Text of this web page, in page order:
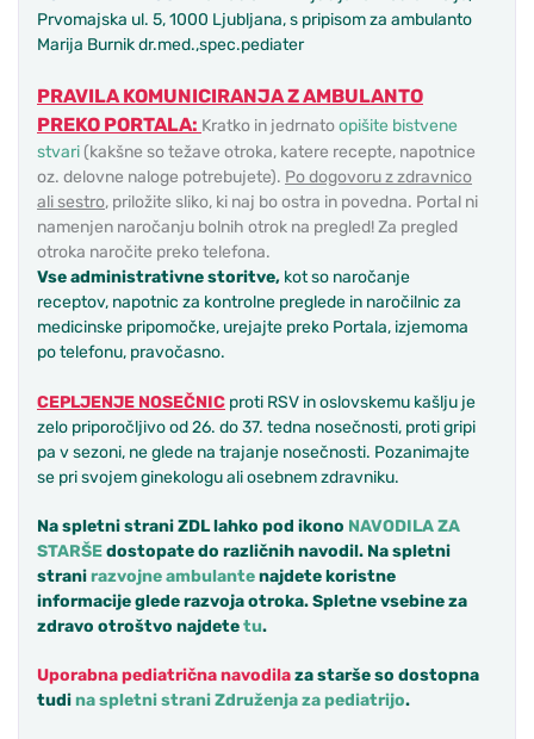
Prvomajska ul. 5, 1000 Ljubljana, s pripisom za ambulanto
Marija Burnik dr.med.,spec.pediater
PRAVILA KOMUNICIRANJA Z AMBULANTO
PREKO PORTALA: Kratko in jedrnatoopišite bistvene
stvari(kakšne so težave otroka, katere recepte, napotnice
oz. delovne naloge potrebujete). Po dogovoru z zdravnico
ali sestro, priložite sliko, ki naj bo ostra in povedna. Portal ni
namenjen naročanju bolnih otrok na pregled! Za pregled
otroka naročite preko telefona.
Vse administrativne storitve, kot so naročanje
receptov, napotnic za kontrolne preglede in naročilnic za
medicinske pripomočke, urejajte preko Portala, izjemoma
po telefonu, pravočasno.
CEPLJENJE NOSEČNIC proti RSV in oslovskemu kašlju je
zelo priporočljivo od 26. do 37. tedna nosečnosti, proti gripi
pa v sezoni, ne glede na trajanje nosečnosti. Pozanimajte
se pri svojem ginekologu ali osebnem zdravniku.
Na spletni strani ZDL lahko pod ikono NAVODILA ZA
STARŠEdostopate do različnih navodil. Na spletni
stranirazvojne ambulantenajdete koristne
informacije glede razvoja otroka. Spletne vsebine za
zdravo otroštvo najdetetu.
Uporabna pediatrična navodilaza starše so dostopna
tudina spletni strani Združenja za pediatrijo.